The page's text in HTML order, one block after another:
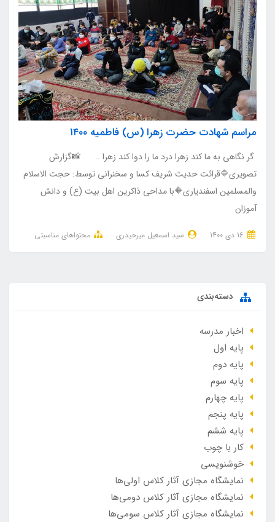
مراسم شهادت حضرت زهرا (س) فاطمیه ۱۴۰۰
گر نگاهی به ما کند زهرا درد ما را دوا کند زهرا .. 📸گزارش
تصویری🔷قرائت حدیث شریف کسا و سخنرانی توسط: حجت الاسلام
والمسلمین اسفندیاری🔶با مداحی ذاکرین اهل بیت (ع) و دانش
آموزان
سید اسمعیل میرحیدری محتواهای مناسبتی
دسته‌بندی
اخبار مدرسه
پایه اول
پایه دوم
پایه سوم
پایه چهارم
پایه پنجم
پایه ششم
کار با چوب
خوشنویسی
نمایشگاه مجازی آثار کلاس اولی‌ها
نمایشگاه مجازی آثار کلاس دومی‌ها
نمایشگاه مجازی آثار کلاس سومی‌ها